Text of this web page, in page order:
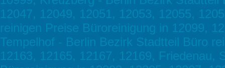
12047, 12049, 12051, 12053, 12055,
reinigen Preise Büroreinigung in 12099,
Tempelhof - Berlin Bezirk Stadtteil Büro
12163, 12165, 12167, 12169, Friedenau,